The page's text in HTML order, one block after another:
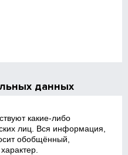
данных
какие‑либо
лиц. Вся информация,
обобщённый,